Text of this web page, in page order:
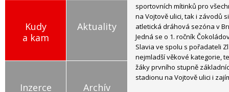
Kudy
a kam
Aktuality
Inzerce
Archív
sportovních mítinků pro
na Vojtově ulici, tak i závodů
atletická dráhová sezóna v
Jedná se o 1. ročník
Slavia ve spolu s pořadateli
nejmladší věkové kategorie,
žáky prvního stupně
stadionu na Vojtově ulici i